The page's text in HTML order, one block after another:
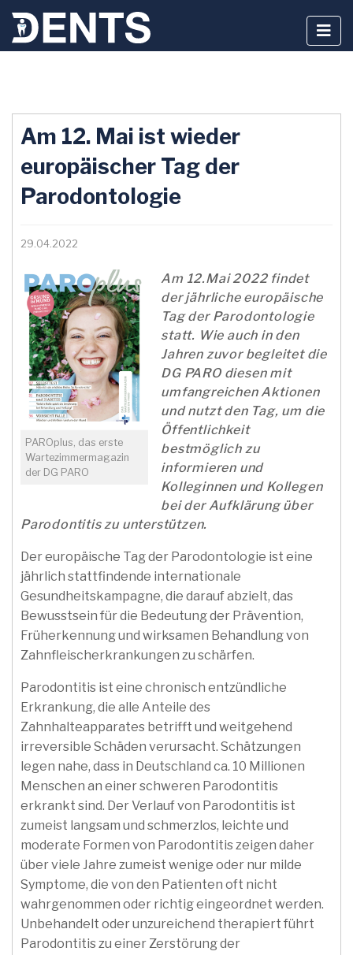
springen
Am 12. Mai ist wieder
europäischer Tag der
Parodontologie
29.04.2022
PAROplus, das erste
Wartezimmermagazin
der DG PARO
Am 12.Mai 2022 findet
der jährliche europäische
Tag der Parodontologie
statt. Wie auch in den
Jahren zuvor begleitet die
DG PARO diesen mit
umfangreichen Aktionen
und nutzt den Tag, um die
Öffentlichkeit
bestmöglich zu
informieren und
Kolleginnen und Kollegen
bei der Aufklärung über
Parodontitis zu unterstützen.
Der europäische Tag der Parodontologie ist eine
jährlich stattfindende internationale
Gesundheitskampagne, die darauf abzielt, das
Bewusstsein für die Bedeutung der Prävention,
Früherkennung und wirksamen Behandlung von
Zahnfleischerkrankungen zu schärfen.
Parodontitis ist eine chronisch entzündliche
Erkrankung, die alle Anteile des
Zahnhalteapparates betrifft und weitgehend
irreversible Schäden verursacht. Schätzungen
legen nahe, dass in Deutschland ca. 10 Millionen
Menschen an einer schweren Parodontitis
erkrankt sind. Der Verlauf von Parodontitis ist
zumeist langsam und schmerzlos, leichte und
moderate Formen von Parodontitis zeigen daher
über viele Jahre zumeist wenige oder nur milde
Symptome, die von den Patienten oft nicht
wahrgenommen oder richtig eingeordnet werden.
Unbehandelt oder unzureichend therapiert führt
Parodontitis zu einer Zerstörung der